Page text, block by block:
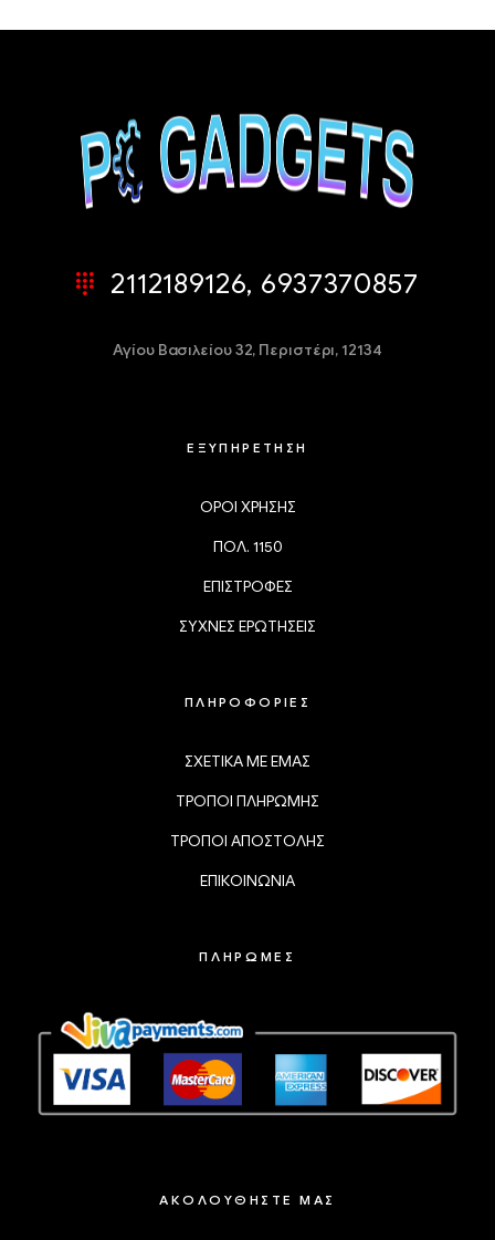
2112189126, 6937370857
Αγίου Βασιλείου 32, Περιστέρι, 12134
ΕΞΥΠΗΡΕΤΗΣΗ
ΟΡΟΙ ΧΡΗΣΗΣ
ΠΟΛ. 1150
ΕΠΙΣΤΡΟΦΕΣ
ΣΥΧΝΕΣ ΕΡΩΤΗΣΕΙΣ
ΠΛΗΡΟΦΟΡΙΕΣ
ΣΧΕΤΙΚΑ ΜΕ ΕΜΑΣ
ΤΡΟΠΟΙ ΠΛΗΡΩΜΗΣ
ΤΡΟΠΟΙ ΑΠΟΣΤΟΛΗΣ
ΕΠΙΚΟΙΝΩΝΙΑ
ΠΛΗΡΩΜΕΣ
ΑΚΟΛΟΥΘΗΣΤΕ ΜΑΣ